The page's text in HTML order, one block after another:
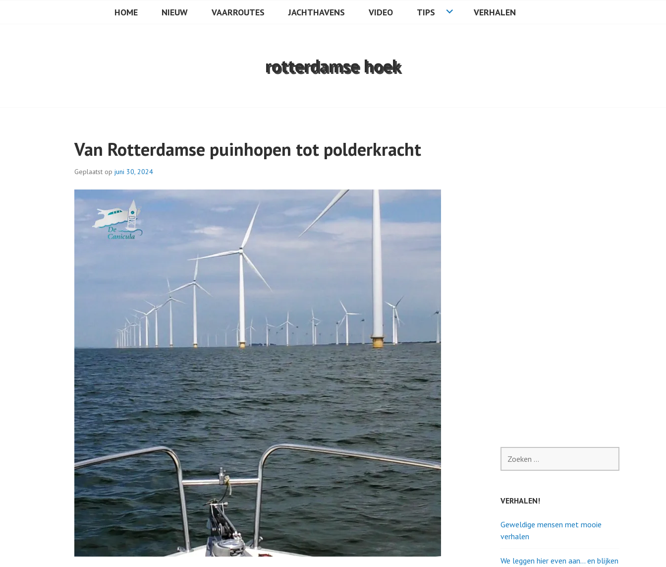
HOME NIEUW VAARROUTES JACHTHAVENS VIDEO TIPS VERHALEN
rotterdamse hoek
Van Rotterdamse puinhopen tot polderkracht
Geplaatst op juni 30, 2024
naar:
VERHALEN!
Geweldige mensen met mooie
verhalen
We leggen hier even aan… en blijken